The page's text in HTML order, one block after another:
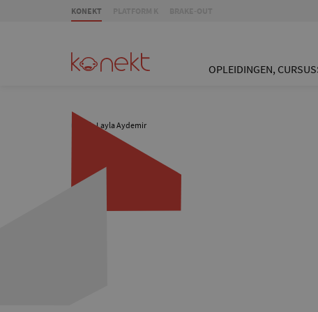
KONEKT
OPLEIDINGEN,
/ Layla Aydemir